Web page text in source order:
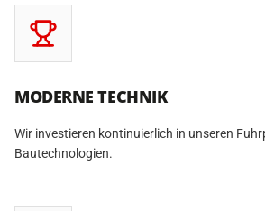
MODERNE TECHNIK
Wir investieren kontinuierlich in unseren
Bautechnologien.